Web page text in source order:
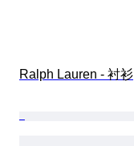
Ralph Lauren - 衬衫